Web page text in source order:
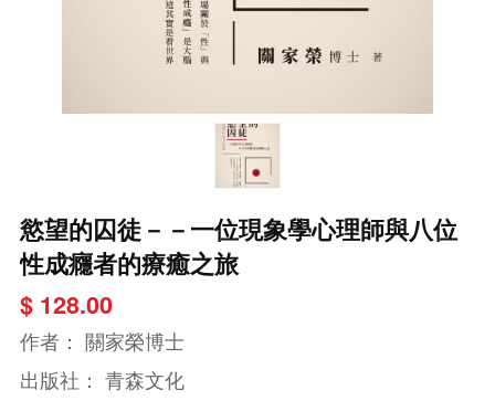
慾望的囚徒－－一位現象學心理師與八位
性成癮者的療癒之旅
$ 128.00
作者： 關家榮博士
出版社： 青森文化